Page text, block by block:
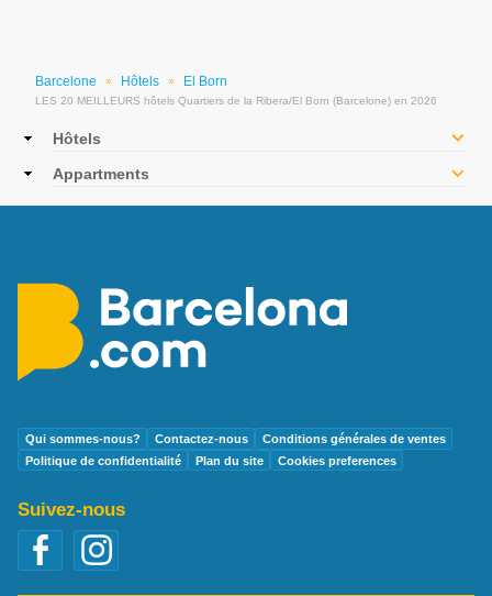
Barcelone » Hôtels » El Born
LES 20 MEILLEURS hôtels Quartiers de la Ribera/El Born (Barcelone) en 2026
MainHôtels
Appartments
Qui sommes-nous? Contactez-nous
Conditions générales de ventes
Politique de confidentialité
Plan du site Cookies preferences
Suivez-nous